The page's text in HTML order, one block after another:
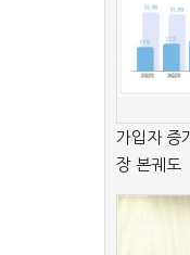
가입자 증
장 본궤도